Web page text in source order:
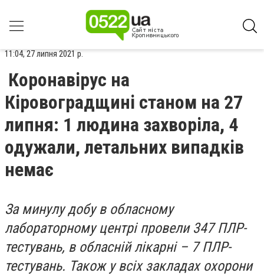
11:04, 27 липня 2021 р.
Коронавірус на
Кіровоградщині станом на 27
липня: 1 людина захворіла, 4
одужали, летальних випадків
немає
За минулу добу в обласному
лабораторному центрі провели 347 ПЛР-
тестувань, в обласній лікарні – 7 ПЛР-
тестувань. Також у всіх закладах охорони